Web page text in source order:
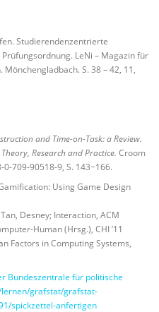
Studierendenzentrierte
LeNi – Magazin für
S. 38 – 42, 11,
and Time-on-Task: a Review.
Research and Practice. Croom
709-90518-9, S. 143−166.
Using Game Design
Desney; Interaction, ACM
Human (Hrsg.), CHI ’11
Factors in Computing Systems,
Bundeszentrale für politische
lernen/grafstat/grafstat-
spickzettel-anfertigen